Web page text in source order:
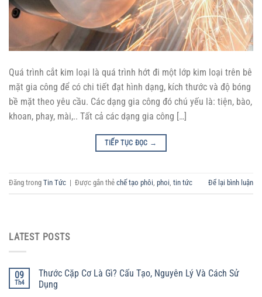
Quá trình cắt kim loại là quá trình hớt đi một lớp kim loại trên bê
mặt gia công để có chi tiết đạt hình dạng, kích thước và độ bóng
bề mặt theo yêu cầu. Các dạng gia công đó chú yếu là: tiện, bào,
khoan, phay, mài,.. Tất cả các dạng gia công […]
TIẾP TỤC ĐỌC →
Đăng trong Tin Tức | Được gắn thẻ chế tạo phôi, phoi, tin tức Để lại bình luận
LATEST POSTS
09
Th4
Thước Cặp Cơ Là Gì? Cấu Tạo, Nguyên Lý Và Cách Sử
Dụng